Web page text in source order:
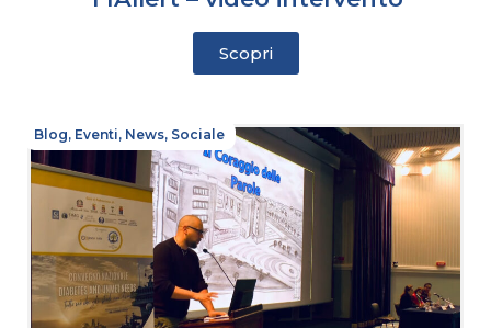
Scopri
Blog, Eventi, News, Sociale